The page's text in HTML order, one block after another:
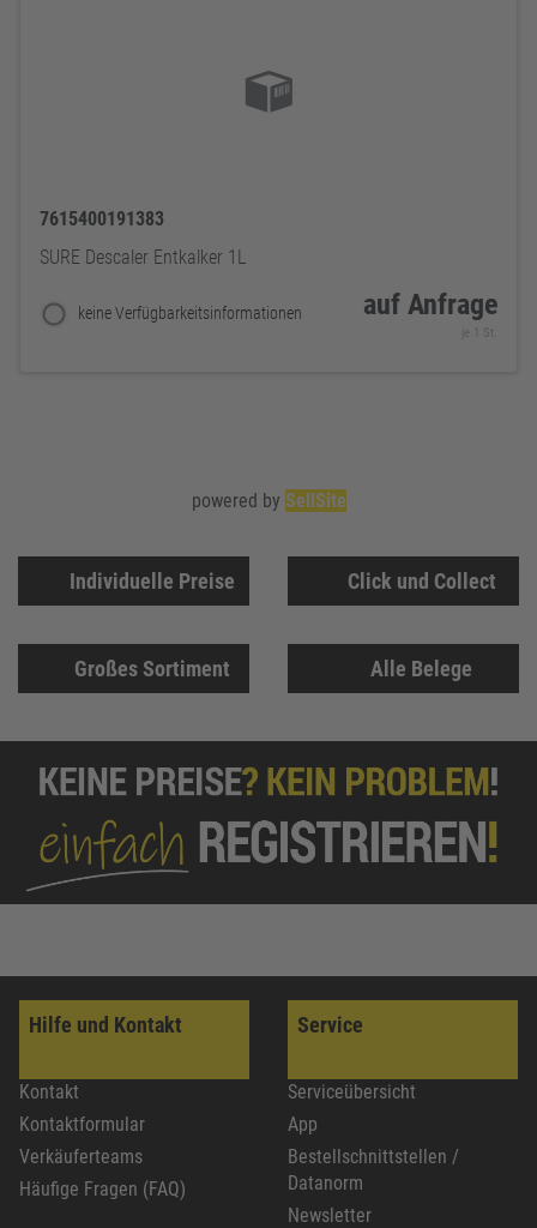
7615400191383
SURE Descaler Entkalker 1L
keine Verfügbarkeitsinformationen auf Anfrage
je 1 St.
Individuelle Preise Click und Collect
Großes Sortiment Alle Belege
Hilfe und Kontakt
Kontakt
Kontaktformular
Verkäuferteams
Häufige Fragen (FAQ)
Service
Serviceübersicht
App
Bestellschnittstellen /
Datanorm
Newsletter
powered by SellSite